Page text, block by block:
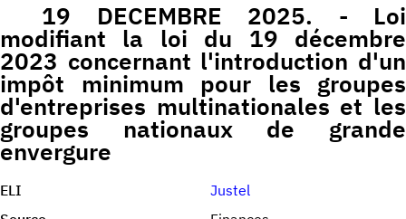
19 DECEMBRE 2025. - Loi
modifiant la loi du 19 décembre
2023 concernant l'introduction d'un
impôt minimum pour les groupes
d'entreprises multinationales et les
groupes nationaux de grande
envergure
ELI
Justel